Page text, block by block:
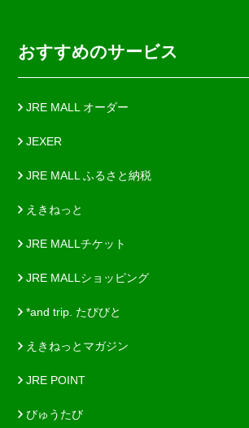
おすすめのサービス
JRE MALL オーダー
JEXER
JRE MALL ふるさと納税
えきねっと
JRE MALLチケット
JRE MALLショッピング
*and trip. たびびと
えきねっとマガジン
JRE POINT
びゅうたび